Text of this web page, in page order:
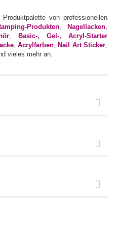
von professionellen
Produkten, Nagellacken
Basic-, Gel-, Acryl-Starter
,Acrylfarben ,Nail Art Sticker
vieles mehr an.